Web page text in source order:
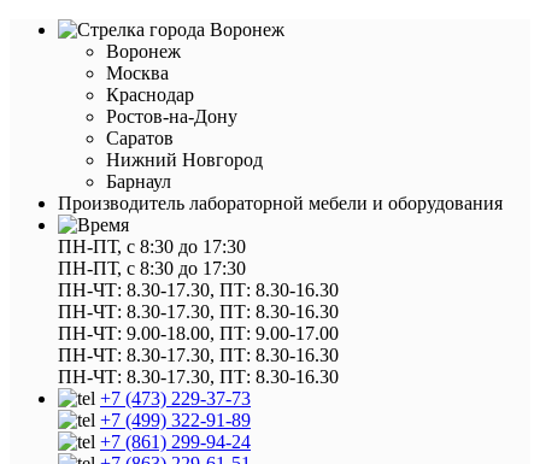
Воронеж
Воронеж
Москва
Краснодар
Ростов-на-Дону
Саратов
Нижний Новгород
Барнаул
Производитель лабораторной мебели и оборудования
ПН-ПТ, с 8:30 до 17:30
ПН-ПТ, с 8:30 до 17:30
ПН-ЧТ: 8.30-17.30, ПТ: 8.30-16.30
ПН-ЧТ: 8.30-17.30, ПТ: 8.30-16.30
ПН-ЧТ: 9.00-18.00, ПТ: 9.00-17.00
ПН-ЧТ: 8.30-17.30, ПТ: 8.30-16.30
ПН-ЧТ: 8.30-17.30, ПТ: 8.30-16.30
+7 (473) 229-37-73
+7 (499) 322-91-89
+7 (861) 299-94-24